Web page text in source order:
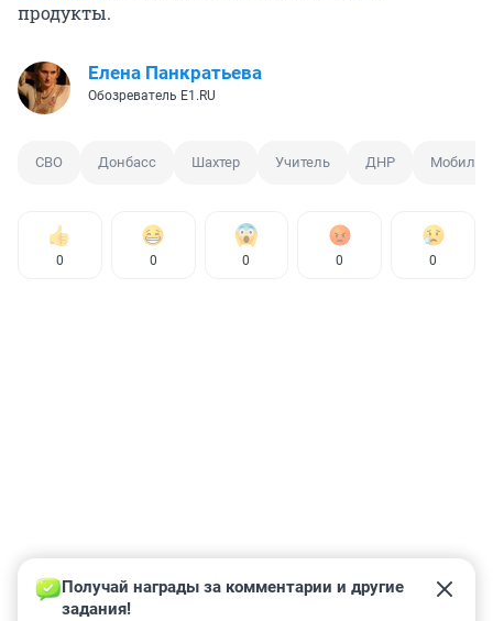
продукты.
Елена Панкратьева
Обозреватель E1.RU
СВО Донбасс Шахтер Учитель ДНР
0 0 0 0 0
Получай награды за комментарии и другие
задания!